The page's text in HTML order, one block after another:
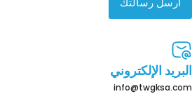
البريد الإلكتروني
info@twgksa.com